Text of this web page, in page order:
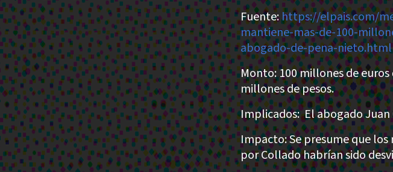
Fuente:https://elpais.com/
mantiene-mas-de-100-
abogado-de-pena-nieto.html
Monto: 100 millones de
millones de pesos.
Implicados: El abogado
Impacto: Se presume que
por Collado habrían sido